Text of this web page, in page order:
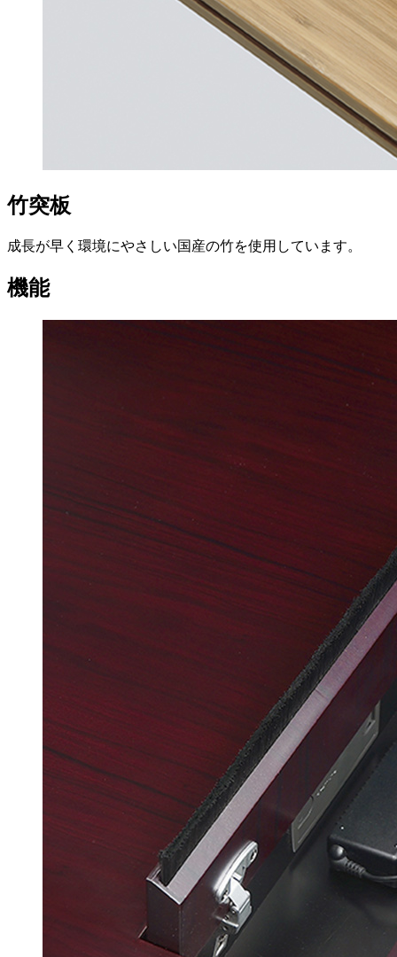
竹突板
成長が早く環境にやさしい国産の竹を使用しています。
機能